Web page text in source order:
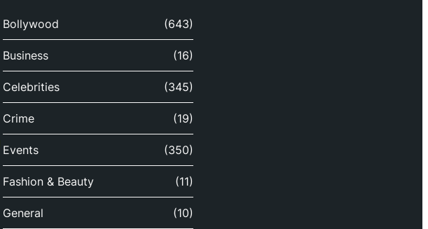
Bollywood (643)
Business (16)
Celebrities (345)
Crime (19)
Events (350)
Fashion & Beauty (11)
General (10)